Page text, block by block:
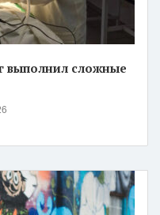
выполнил сложные